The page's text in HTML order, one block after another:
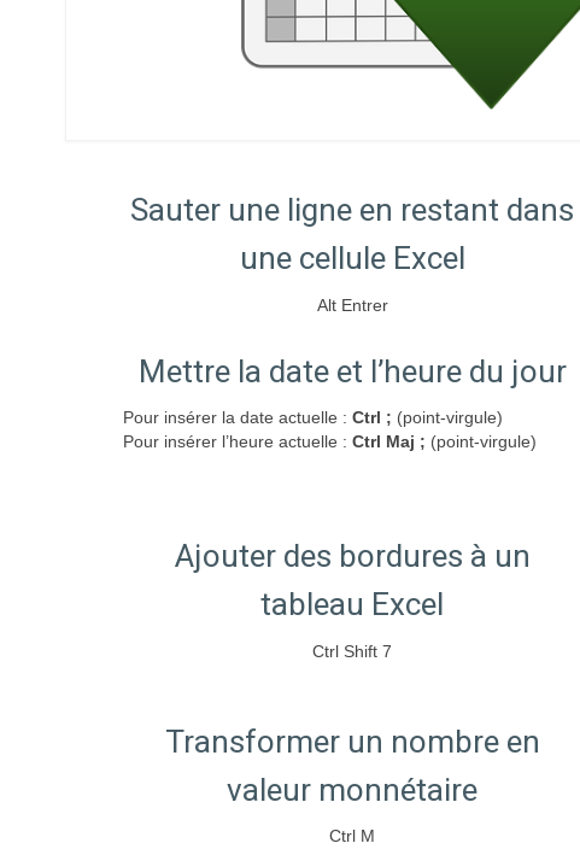
Sauter une ligne en restant dans
une cellule Excel
Alt Entrer
Mettre la date et l’heure du jour
Pour insérer la date actuelle : Ctrl ; (point-virgule)
Pour insérer l’heure actuelle : Ctrl Maj ; (point-virgule)
Ajouter des bordures à un
tableau Excel
Ctrl Shift 7
Transformer un nombre en
valeur monnétaire
Ctrl M